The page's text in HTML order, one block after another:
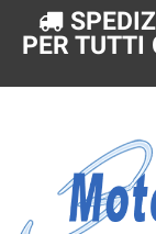
PER TUTTI